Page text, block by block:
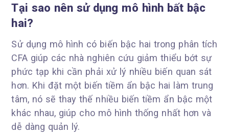
Tại sao nên sử dụng mô hình bất bậc
hai?
Sử dụng mô hình có biến bậc hai trong phân tích
CFA giúp các nhà nghiên cứu giảm thiểu bớt sự
phức tạp khi cần phải xử lý nhiều biến quan sát
hơn. Khi đặt một biến tiềm ẩn bậc hai làm trung
tâm, nó sẽ thay thế nhiều biến tiềm ẩn bậc một
khác nhau, giúp cho mô hình thống nhất hơn và
dễ dàng quản lý.